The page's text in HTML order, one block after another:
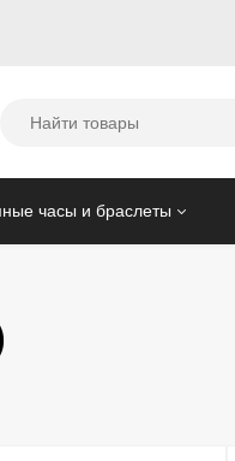
часы и браслеты